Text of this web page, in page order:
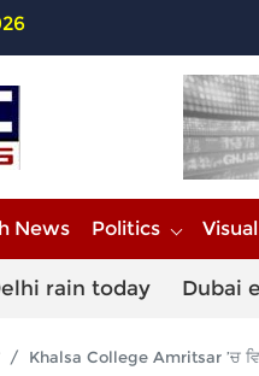
News Politics
rain today Dubai
Khalsa College Amritsar ’ਚ